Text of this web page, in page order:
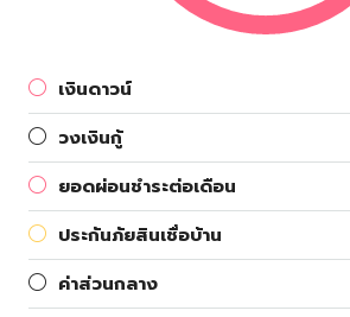
เงินดาวน์
วงเงินกู้
ยอดผ่อนชำระต่อเดือน
ประกันภัยสินเชื่อบ้าน
ค่าส่วนกลาง